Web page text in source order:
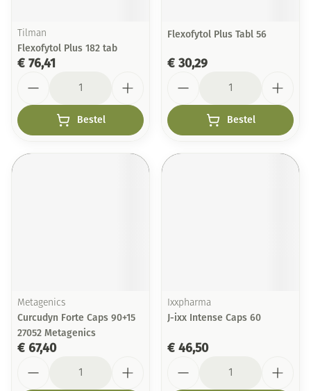
Tilman
Flexofytol Plus 182 tab
€ 76,41
Bestel
Flexofytol Plus Tabl 56
€ 30,29
Bestel
Metagenics
Curcudyn Forte Caps 90+15
27052 Metagenics
€ 67,40
Ixxpharma
J-ixx Intense Caps 60
€ 46,50